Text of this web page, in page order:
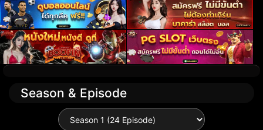
Season & Episode